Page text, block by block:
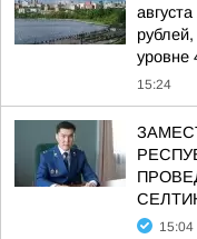
уровне
15:24
15:04